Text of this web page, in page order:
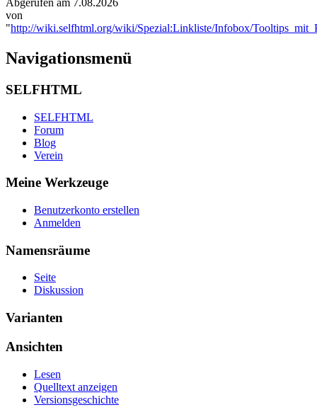
Abgerufen am 7.08.2026
von
"http://wiki.selfhtml.org/wiki/Spezial:Linkliste/Infobox/
Navigationsmenü
SELFHTML
SELFHTML
Forum
Blog
Verein
Meine Werkzeuge
Benutzerkonto erstellen
Anmelden
Namensräume
Seite
Diskussion
Varianten
Ansichten
Lesen
Quelltext anzeigen
Versionsgeschichte